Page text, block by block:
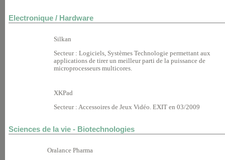
Electronique / Hardware
Silkan
Secteur : Logiciels, Systèmes Technologie permettant aux
applications de tirer un meilleur parti de la puissance de
microprocesseurs multicores.
XKPad
Secteur : Accessoires de Jeux Vidéo. EXIT en 03/2009
Sciences de la vie - Biotechnologies
Oralance Pharma